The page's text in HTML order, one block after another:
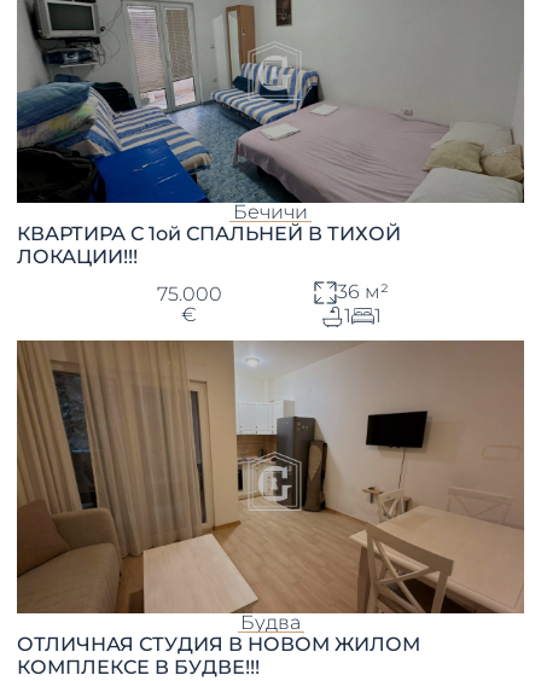
Бечичи
КВАРТИРА С 1ой СПАЛЬНЕЙ В ТИХОЙ
ЛОКАЦИИ!!!
75.000
€
36 м²
1
1
Будва
ОТЛИЧНАЯ СТУДИЯ В НОВОМ ЖИЛОМ
КОМПЛЕКСЕ В БУДВЕ!!!